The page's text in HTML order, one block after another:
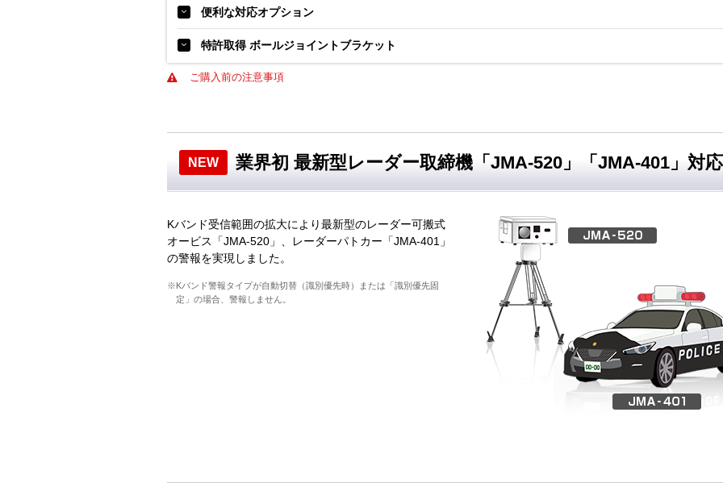
便利な対応オプション
特許取得 ボールジョイントブラケット
ご購入前の注意事項
NEW 業界初 最新型レーダー取締機「JMA-520」「JMA-401」対応
Kバンド受信範囲の拡大により最新型のレーダー可搬式
オービス「JMA-520」、レーダーパトカー「JMA-401」
の警報を実現しました。
※Kバンド警報タイプが自動切替（識別優先時）または「識別優先固
定」の場合、警報しません。